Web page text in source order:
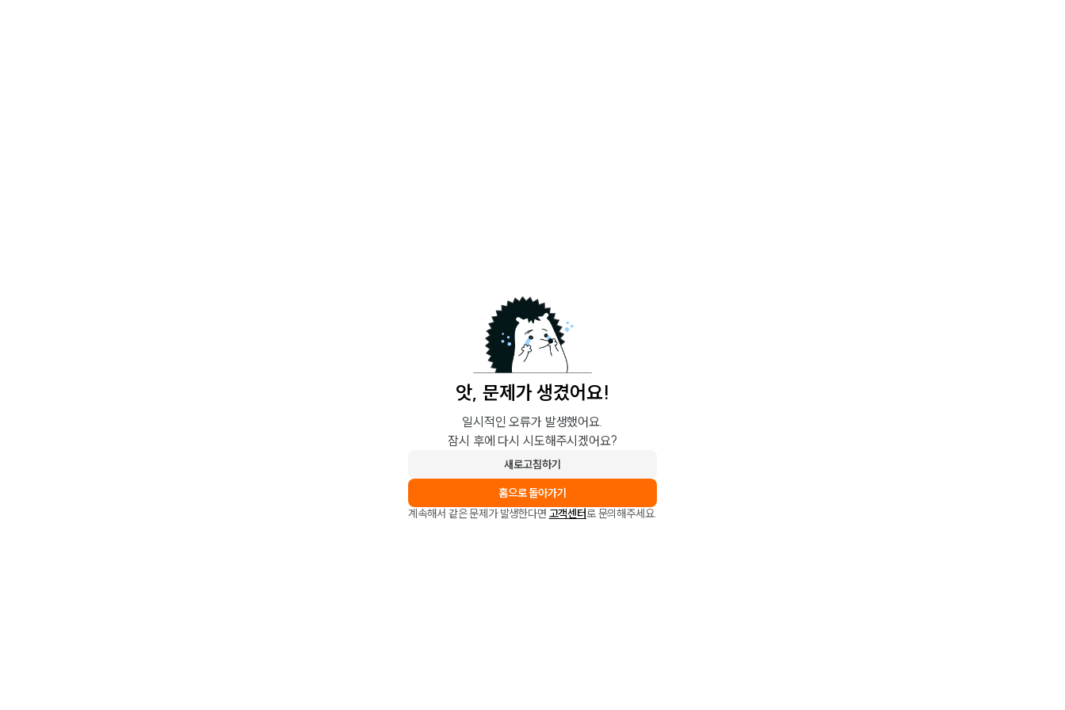
앗, 문제가 생겼어요!
일시적인 오류가 발생했어요.
잠시 후에 다시 시도해주시겠어요?
새로고침하기
홈으로 돌아가기
계속해서 같은 문제가 발생한다면 고객센터로 문의해주세요.